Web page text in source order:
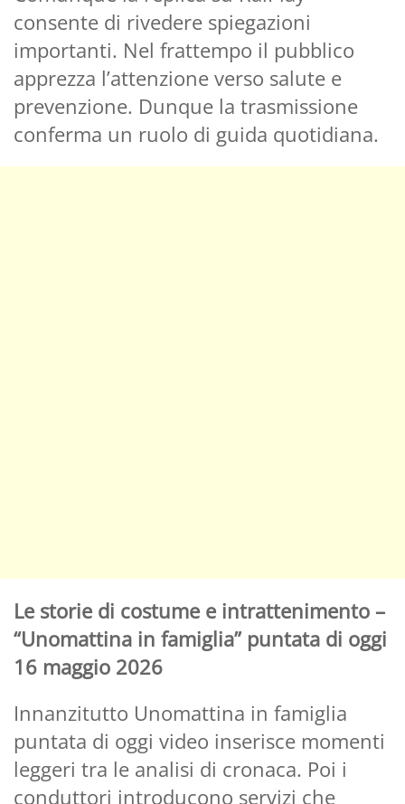
consente di rivedere spiegazioni
importanti. Nel frattempo il pubblico
apprezza l’attenzione verso salute e
prevenzione. Dunque la trasmissione
conferma un ruolo di guida quotidiana.
Le storie di costume e intrattenimento –
“Unomattina in famiglia” puntata di oggi
16 maggio 2026
Innanzitutto Unomattina in famiglia
puntata di oggi video inserisce momenti
leggeri tra le analisi di cronaca. Poi i
conduttori introducono servizi che